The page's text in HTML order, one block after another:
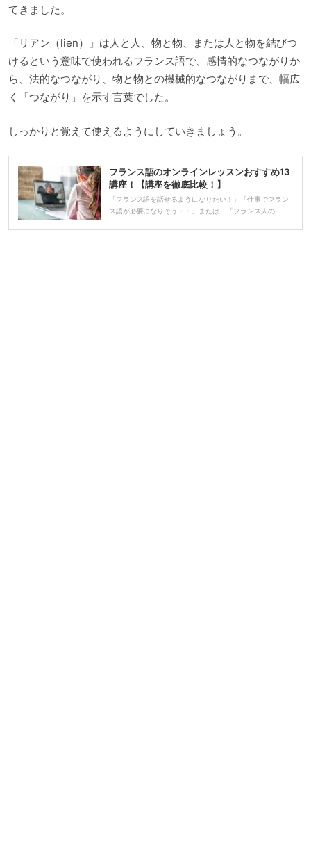
てきました。
「リアン（lien）」は人と人、物と物、または人と物を結びつ
けるという意味で使われるフランス語で、感情的なつながりか
ら、法的なつながり、物と物との機械的なつながりまで、幅広
く「つながり」を示す言葉でした。
しっかりと覚えて使えるようにしていきましょう。
フランス語のオンラインレッスンおすすめ13
講座！【講座を徹底比較！】
「フランス語を話せるようになりたい！」「仕事でフラン
ス語が必要になりそう・・」または、「フランス人の